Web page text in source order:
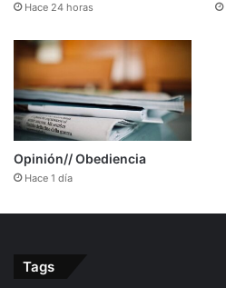
Hace 24 horas
Opinión// Obediencia
Hace 1 día
Tags